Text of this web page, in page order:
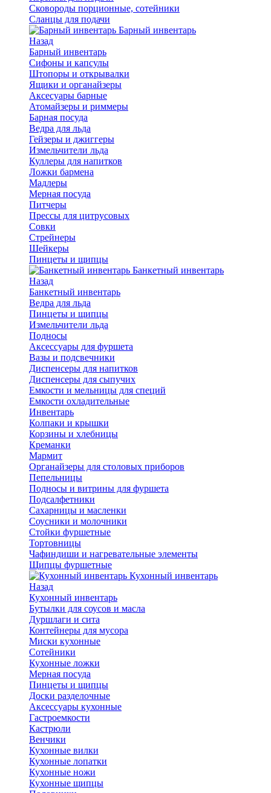
Сковороды порционные, сотейники
Сланцы для подачи
Барный инвентарь
Назад
Барный инвентарь
Сифоны и капсулы
Штопоры и открывалки
Ящики и органайзеры
Аксесуары барные
Атомайзеры и риммеры
Барная посуда
Ведра для льда
Гейзеры и джиггеры
Измельчители льда
Куллеры для напитков
Ложки бармена
Мадлеры
Мерная посуда
Питчеры
Прессы для цитрусовых
Совки
Стрейнеры
Шейкеры
Пинцеты и щипцы
Банкетный инвентарь
Назад
Банкетный инвентарь
Ведра для льда
Пинцеты и щипцы
Измельчители льда
Подносы
Аксессуары для фуршета
Вазы и подсвечники
Диспенсеры для напитков
Диспенсеры для сыпучих
Емкости и мельницы для специй
Емкости охладительные
Инвентарь
Колпаки и крышки
Корзины и хлебницы
Креманки
Мармит
Органайзеры для столовых приборов
Пепельницы
Подносы и витрины для фуршета
Подсалфетники
Сахарницы и масленки
Соусники и молочники
Стойки фуршетные
Тортовницы
Чафиндиши и нагревательные элементы
Щипцы фуршетные
Кухонный инвентарь
Назад
Кухонный инвентарь
Бутылки для соусов и масла
Дуршлаги и сита
Контейнеры для мусора
Миски кухонные
Сотейники
Кухонные ложки
Мерная посуда
Пинцеты и щипцы
Доски разделочные
Аксессуары кухонные
Гастроемкости
Кастрюли
Венчики
Кухонные вилки
Кухонные лопатки
Кухонные ножи
Кухонные щипцы